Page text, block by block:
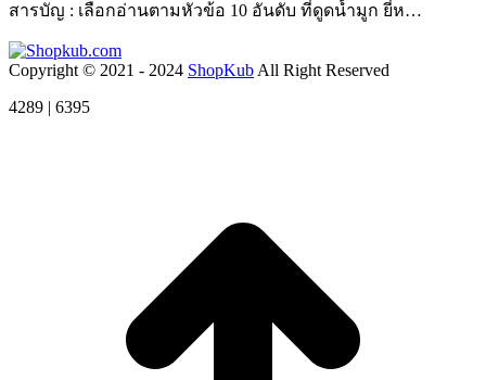
สารบัญ : เลือกอ่านตามหัวข้อ 10 อันดับ ที่ดูดน้ำมูก ยี่ห…
Copyright © 2021 - 2024 ShopKub All Right Reserved
4289 | 6395